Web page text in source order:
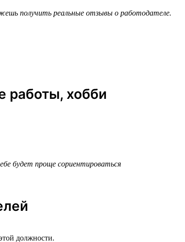
получить реальные отзывы о работодателе.
работы, хобби
будет проще сориентироваться
должности.